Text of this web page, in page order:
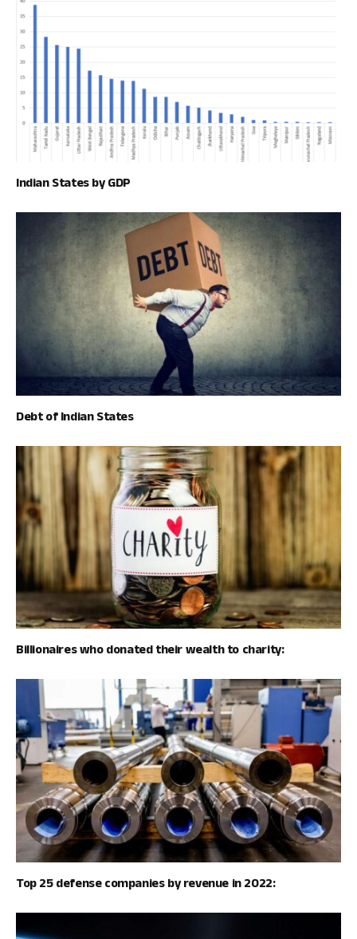
Indian States by GDP
Debt of Indian States
Billionaires who donated their wealth to charity:
Top 25 defense companies by revenue in 2022: